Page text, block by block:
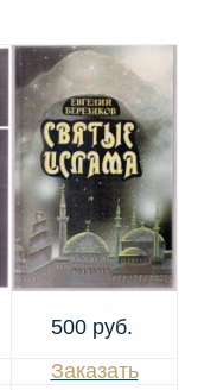
500 руб.
Заказать